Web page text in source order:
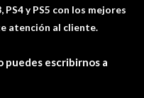
y PS5 con los mejores
atención al cliente.
puedes escribirnos a